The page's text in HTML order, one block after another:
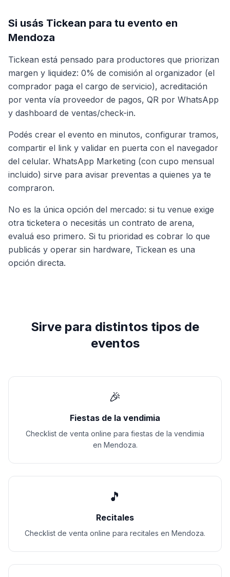
Si usás Tickean para tu evento en
Mendoza
Tickean está pensado para productores que priorizan
margen y liquidez: 0% de comisión al organizador (el
comprador paga el cargo de servicio), acreditación
por venta vía proveedor de pagos, QR por WhatsApp
y dashboard de ventas/check-in.
Podés crear el evento en minutos, configurar tramos,
compartir el link y validar en puerta con el navegador
del celular. WhatsApp Marketing (con cupo mensual
incluido) sirve para avisar preventas a quienes ya te
compraron.
No es la única opción del mercado: si tu venue exige
otra ticketera o necesitás un contrato de arena,
evaluá eso primero. Si tu prioridad es cobrar lo que
publicás y operar sin hardware, Tickean es una
opción directa.
Sirve para distintos tipos de
eventos
🎉
Fiestas de la vendimia
Checklist de venta online para fiestas de la vendimia
en Mendoza.
🎵
Recitales
Checklist de venta online para recitales en Mendoza.